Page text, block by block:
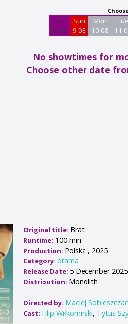
Sat
8 08
Sun
9 08
Mon
10 08
Tue
11
No showtimes for
Choose other date
Original title: Brat
Runtime: 100 min.
Production: Polska , 2025
Category:drama
Release Date: 5 December 2025
Distribution: Monolith
Directed by: Maciej
Cast: Filip Wiłkomirski, Tytus